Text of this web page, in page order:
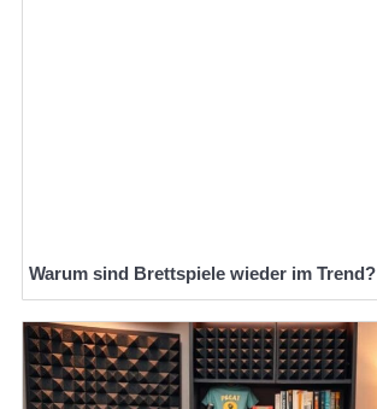
Warum sind Brettspiele wieder im Trend?